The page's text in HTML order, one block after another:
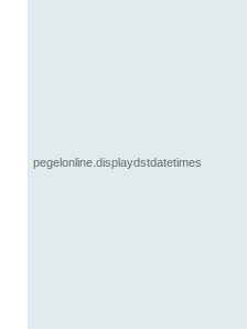
pegelonline.displaydstdatetimes